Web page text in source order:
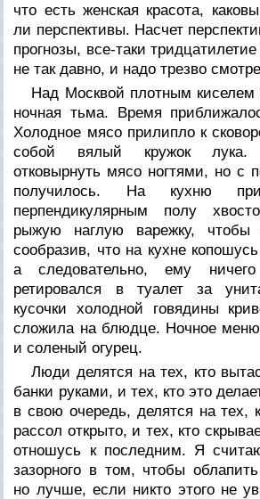
что есть женская красота,
ли перспективы. Насчет
прогнозы, все-таки
не так давно, и надо трезво
Над Москвой плотным киселем
ночная тьма. Время
Холодное мясо прилипло к
собой вялый кружок лука.
отковырнуть мясо ногтями, но с
получилось. На кухню
перпендикулярным полу
рыжую наглую варежку, чтобы
сообразив, что на кухне
а следовательно, ему
ретировался в туалет за
кусочки холодной говядины
сложила на блюдце. Ночное
и соленый огурец.
Люди делятся на тех, кто
банки руками, и тех, кто это
в свою очередь, делятся на тех,
рассол открыто, и тех, кто
отношусь к последним. Я
зазорного в том, чтобы
но лучше, если никто этого не